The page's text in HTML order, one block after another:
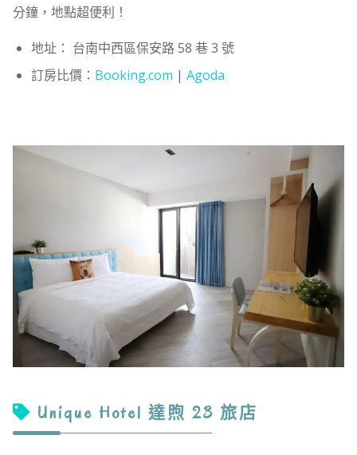
分鐘，地點超便利！
地址： 台南中西區保安路 58 巷 3 號
訂房比價： Booking.com | Agoda
Unique Hotel 達煦 23 旅店